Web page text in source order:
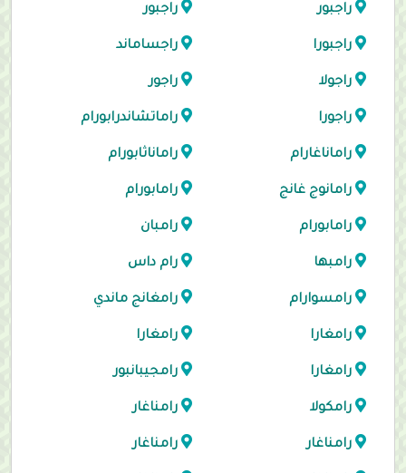
راجبور راجبور
راجبورا راجساماند
راجولا راجور
راجورا راماتشاندرابورام
راماناغارام راماناثابورام
رامانوج غانج رامابورام
رامابورام رامبان
رامبها رام داس
رامسوارام رامغانج ماندي
رامغارا رامغارا
رامغارا رامجيبانبور
رامكولا رامناغار
رامناغار رامناغار